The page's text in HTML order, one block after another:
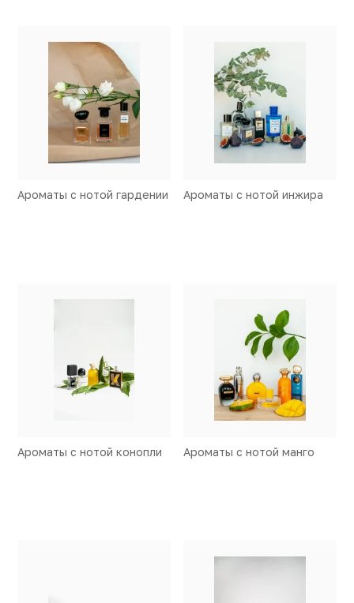
Ароматы с нотой гардении Ароматы с нотой инжира
Ароматы с нотой конопли Ароматы с нотой манго